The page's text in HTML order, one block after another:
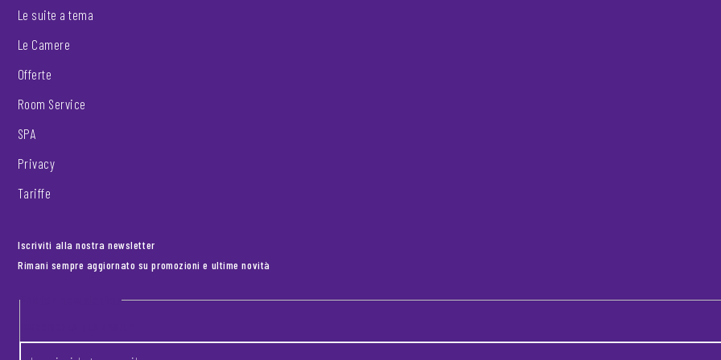
Le suite a tema
Le Camere
Offerte
Room Service
SPA
Privacy
Tariffe
Iscriviti alla nostra newsletter
Rimani sempre aggiornato su promozioni e ultime novità
Footer newsletter